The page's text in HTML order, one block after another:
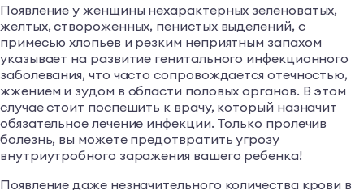
Появление у женщины нехарактерных зеленоватых,
желтых, створоженных, пенистых выделений, с
примесью хлопьев и резким неприятным запахом
указывает на развитие генитального инфекционного
заболевания, что часто сопровождается отечностью,
жжением и зудом в области половых органов. В этом
случае стоит поспешить к врачу, который назначит
обязательное лечение инфекции. Только пролечив
болезнь, вы можете предотвратить угрозу
внутриутробного заражения вашего ребенка!
Появление даже незначительного количества крови в